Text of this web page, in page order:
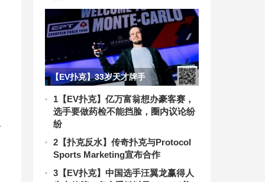
【EV扑克】33岁天才牌手
Badziakouski线下总奖金
6570w+刀，豪取EPT蒙特卡洛冠军后
跻身总奖金榜前三！
1 【EV扑克】亿万富翁想办豪客赛，
选手要做药检不能挡脸，圈内议论纷
纷
2 【扑克反水】传奇扑克与Protocol
Sports Marketing宣布合作
3 【EV扑克】中国选手汪翼龙赢得人